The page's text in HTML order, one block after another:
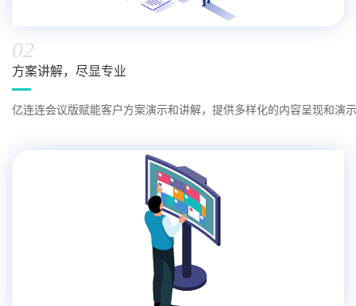
02
方案讲解，尽显专业
亿连连会议版赋能客户方案演示和讲解，提供多样化的内容呈现和演